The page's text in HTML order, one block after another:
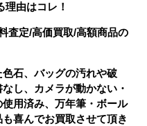
由はコレ！
査定/高価買取/高額商品の
石、バッグの汚れや破
し、カメラが動かない・
用済み、万年筆・ボール
喜んでお買取させて頂き